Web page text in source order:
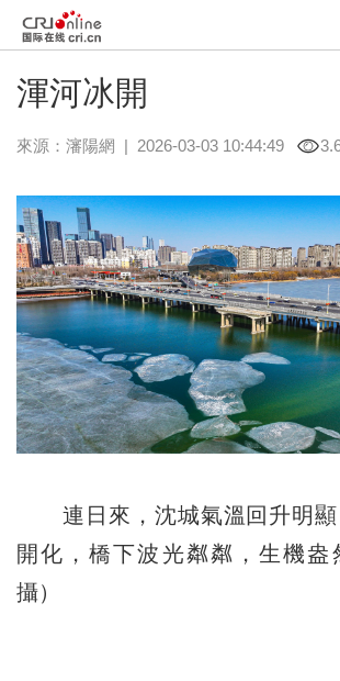
渾河冰開
來源： 瀋陽網 | 2026-03-03 10:44:49
連日來，沈城氣溫回升明顯
開化，橋下波光粼粼，生機盎
攝）